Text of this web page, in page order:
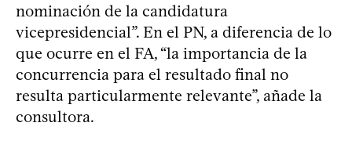
nominación de la candidatura
vicepresidencial”. En el PN, a diferencia de lo
que ocurre en el FA, “la importancia de la
concurrencia para el resultado final no
resulta particularmente relevante”, añade la
consultora.